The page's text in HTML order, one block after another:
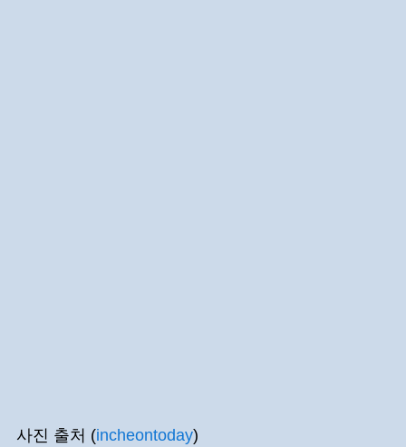
사진 출처 (incheontoday)